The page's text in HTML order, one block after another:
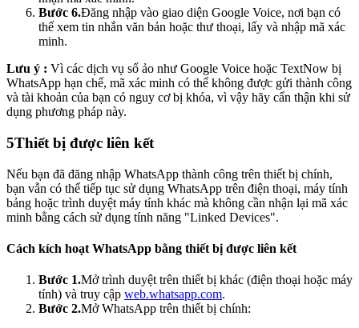
Bước 6.Đăng nhập vào giao diện Google Voice, nơi bạn có
thể xem tin nhắn văn bản hoặc thư thoại, lấy và nhập mã xác
minh.
Lưu ý : Vì các dịch vụ số ảo như Google Voice hoặc TextNow bị
WhatsApp hạn chế, mã xác minh có thể không được gửi thành công
và tài khoản của bạn có nguy cơ bị khóa, vì vậy hãy cẩn thận khi sử
dụng phương pháp này.
5Thiết bị được liên kết
Nếu bạn đã đăng nhập WhatsApp thành công trên thiết bị chính,
bạn vẫn có thể tiếp tục sử dụng WhatsApp trên điện thoại, máy tính
bảng hoặc trình duyệt máy tính khác mà không cần nhận lại mã xác
minh bằng cách sử dụng tính năng "Linked Devices".
Cách kích hoạt WhatsApp bằng thiết bị được liên kết
Bước 1.Mở trình duyệt trên thiết bị khác (điện thoại hoặc máy
tính) và truy cập web.whatsapp.com.
Bước 2.Mở WhatsApp trên thiết bị chính: